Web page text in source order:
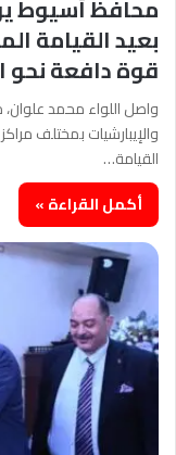
محافظ أسيوط
بعيد القيامة
قوة دافعة نحو
واصل اللواء محمد علوان،
والإيبارشيات بمختلف
القيامة…
أكمل القراءة »